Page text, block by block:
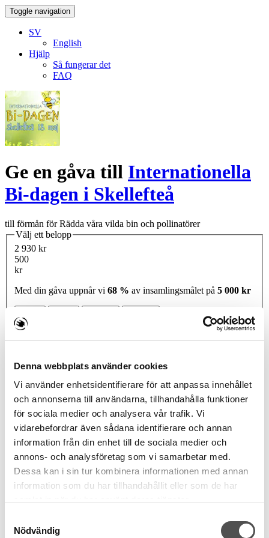
Denna webbplats använder cookies
Vi använder enhetsidentifierare för att anpassa innehållet
och annonserna till användarna, tillhandahålla funktioner
för sociala medier och analysera vår trafik. Vi
vidarebefordrar även sådana identifierare och annan
information från din enhet till de sociala medier och
annons- och analysföretag som vi samarbetar med.
Dessa kan i sin tur kombinera informationen med annan
information som du har tillhandahållit eller som de har
Nödvändig
Toggle navigation
SV
English
Hjälp
Så fungerar det
FAQ
Ge en gåva till Internationella
Bi-dagen i Skellefteå
till förmån för Rädda våra vilda bin och pollinatörer
Välj ett belopp
2 930 kr
500
kr
Med din gåva uppnår vi 68 % av insamlingsmålet på 5 000 kr
Belopp
Din gåva
Namn som visas på gåvan
Kommentar
Dölj mitt / företagets namn på insamlingssidan
Din Information
Jag ger en gåva som privatperson
Jag ger en gåva som
företag / organisation